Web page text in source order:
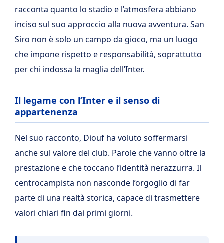
racconta quanto lo stadio e l’atmosfera abbiano
inciso sul suo approccio alla nuova avventura. San
Siro non è solo un campo da gioco, ma un luogo
che impone rispetto e responsabilità, soprattutto
per chi indossa la maglia dell’Inter.
Il legame con l’Inter e il senso di
appartenenza
Nel suo racconto, Diouf ha voluto soffermarsi
anche sul valore del club. Parole che vanno oltre la
prestazione e che toccano l’identità nerazzurra. Il
centrocampista non nasconde l’orgoglio di far
parte di una realtà storica, capace di trasmettere
valori chiari fin dai primi giorni.